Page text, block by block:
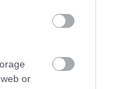
or
miatt
Teslát